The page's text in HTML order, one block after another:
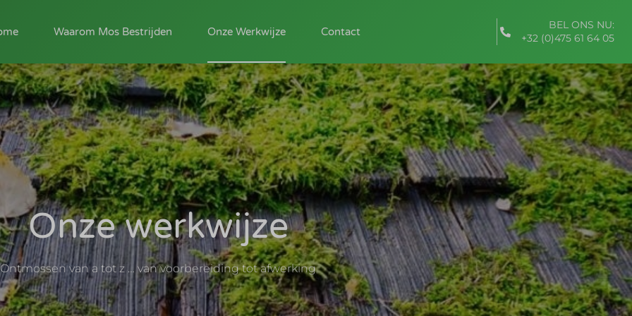
Waarom Mos Bestrijden Onze Werkwijze Contact
BEL ONS NU:
+32 (0)475 61 64 05
Onze werkwijze
Ontmossen van a tot z … van voorbereiding tot afwerking